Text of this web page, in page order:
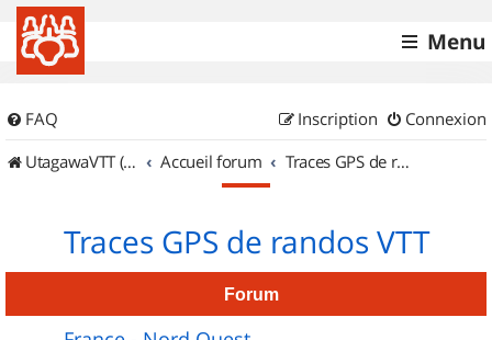
Menu
FAQ Connexion
Inscription
UtagawaVTT (Randos VTT et VTTAE avec traces GPS)
Accueil forum Traces GPS de randos VTT
Traces GPS de randos VTT
Forum